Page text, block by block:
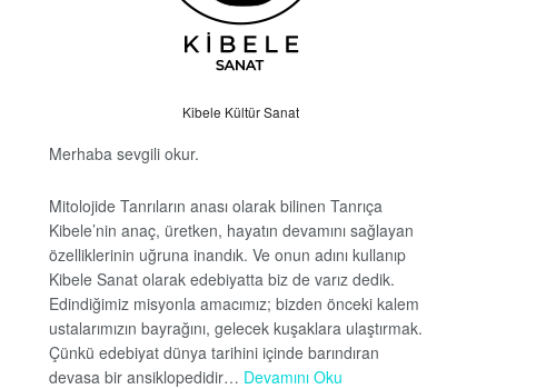
Kibele Kültür Sanat
Merhaba sevgili okur.
Mitolojide Tanrıların anası olarak bilinen Tanrıça
Kibele’nin anaç, üretken, hayatın devamını sağlayan
özelliklerinin uğruna inandık. Ve onun adını kullanıp
Kibele Sanat olarak edebiyatta biz de varız dedik.
Edindiğimiz misyonla amacımız; bizden önceki kalem
ustalarımızın bayrağını, gelecek kuşaklara ulaştırmak.
Çünkü edebiyat dünya tarihini içinde barındıran
devasa bir ansiklopedidir… Devamını Oku